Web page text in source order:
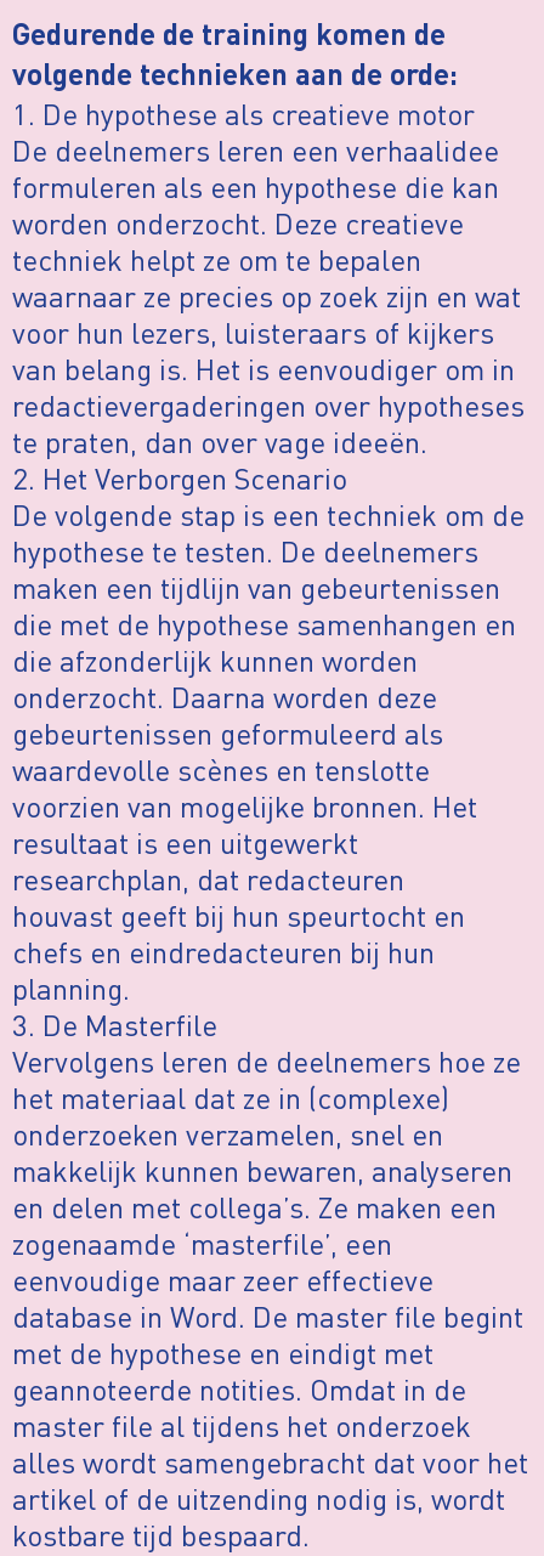
Gedurende de training komen de
volgende technieken aan de orde:
1. De hypothese als creatieve motor
De deelnemers leren een verhaalidee
formuleren als een hypothese die kan
worden onderzocht. Deze creatieve
techniek helpt ze om te bepalen
waarnaar ze precies op zoek zijn en wat
voor hun lezers, luisteraars of kijkers
van belang is. Het is eenvoudiger om in
redactievergaderingen over hypotheses
te praten, dan over vage ideeën.
2. Het Verborgen Scenario
De volgende stap is een techniek om de
hypothese te testen. De deelnemers
maken een tijdlijn van gebeurtenissen
die met de hypothese samenhangen en
die afzonderlijk kunnen worden
onderzocht. Daarna worden deze
gebeurtenissen geformuleerd als
waardevolle scènes en tenslotte
voorzien van mogelijke bronnen. Het
resultaat is een uitgewerkt
researchplan, dat redacteuren
houvast geeft bij hun speurtocht en
chefs en eindredacteuren bij hun
planning.
3. De Masterfile
Vervolgens leren de deelnemers hoe ze
het materiaal dat ze in (complexe)
onderzoeken verzamelen, snel en
makkelijk kunnen bewaren, analyseren
en delen met collega’s. Ze maken een
zogenaamde ‘masterfile’, een
eenvoudige maar zeer effectieve
database in Word. De master file begint
met de hypothese en eindigt met
geannoteerde notities. Omdat in de
master file al tijdens het onderzoek
alles wordt samengebracht dat voor het
artikel of de uitzending nodig is, wordt
kostbare tijd bespaard.